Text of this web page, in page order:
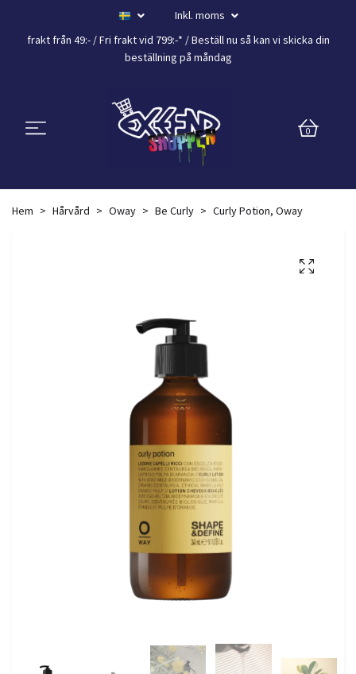
Inkl. moms
frakt från 49:- /Fri frakt vid 799:-* / Beställ nu så kan vi skicka din
beställning på måndag
0
Hem Hårvård Oway Be Curly Curly Potion, Oway